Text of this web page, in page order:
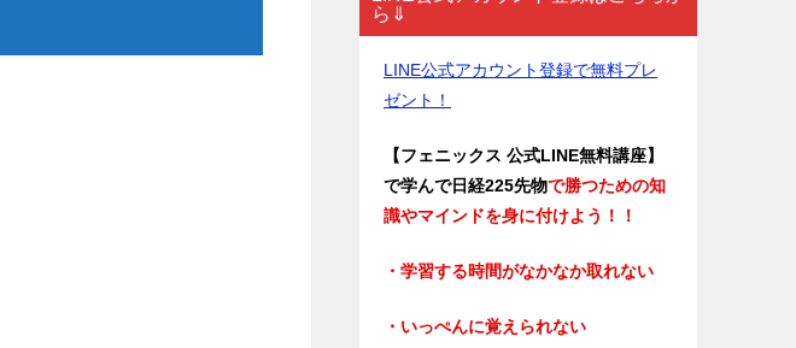
ら⇓
LINE公式アカウント登録で無料プレ
ゼント！
【フェニックス 公式LINE無料講座】
で学んで日経225先物で勝つための知
識やマインドを身に付けよう！！
・学習する時間がなかなか取れない
・いっぺんに覚えられない